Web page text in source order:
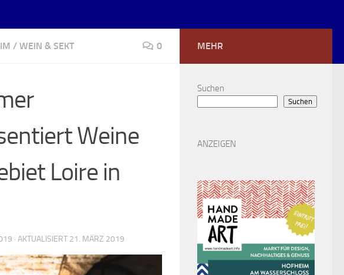
/ WEIN & SEKT 0
Weine
Loire in
· AKTUALISIERT 21. MÄRZ 2019
MEHR
Suchen
Suchen
ANZEIGEN